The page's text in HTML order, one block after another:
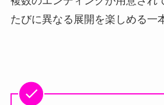
たびに異なる展開を楽しめる一